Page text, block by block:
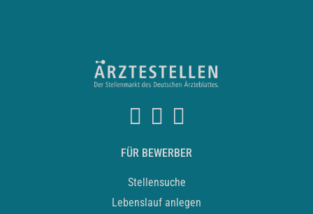
FÜR BEWERBER
Stellensuche
Lebenslauf anlegen